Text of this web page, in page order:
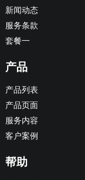
新闻动态
服务条款
套餐一
产品
产品列表
产品页面
服务内容
客户案例
帮助